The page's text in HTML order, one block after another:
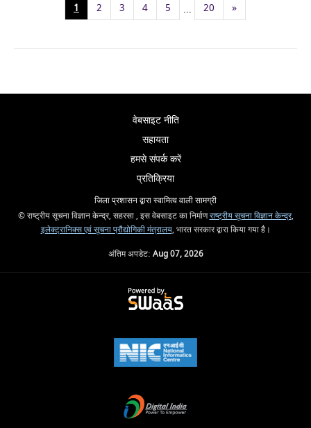
1 2 3 4 5 ... 20 »
वेबसाइट नीति
सहायता
हमसे संपर्क करें
प्रतिक्रिया
जिला प्रशासन द्वारा स्वामित्व वाली सामग्री
© राष्ट्रीय सूचना विज्ञान केन्द्र, सहरसा , इस वेबसाइट का निर्माणराष्ट्रीय सूचना विज्ञान केन्द्र,
इलेक्ट्रानिक्स एवं सूचना प्रौद्योगिकी मंत्रालय, भारत सरकार द्वारा किया गया है।
अंतिम अपडेट: Aug 07, 2026